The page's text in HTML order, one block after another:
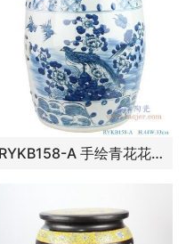
RYKB158-A 手绘青花花鸟陶瓷鼓钉鼓凳